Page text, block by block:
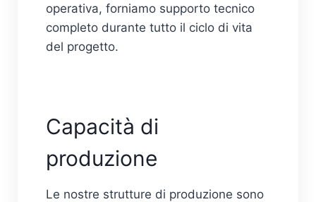
operativa, forniamo supporto tecnico
completo durante tutto il ciclo di vita
del progetto.
Capacità di
produzione
Le nostre strutture di produzione sono